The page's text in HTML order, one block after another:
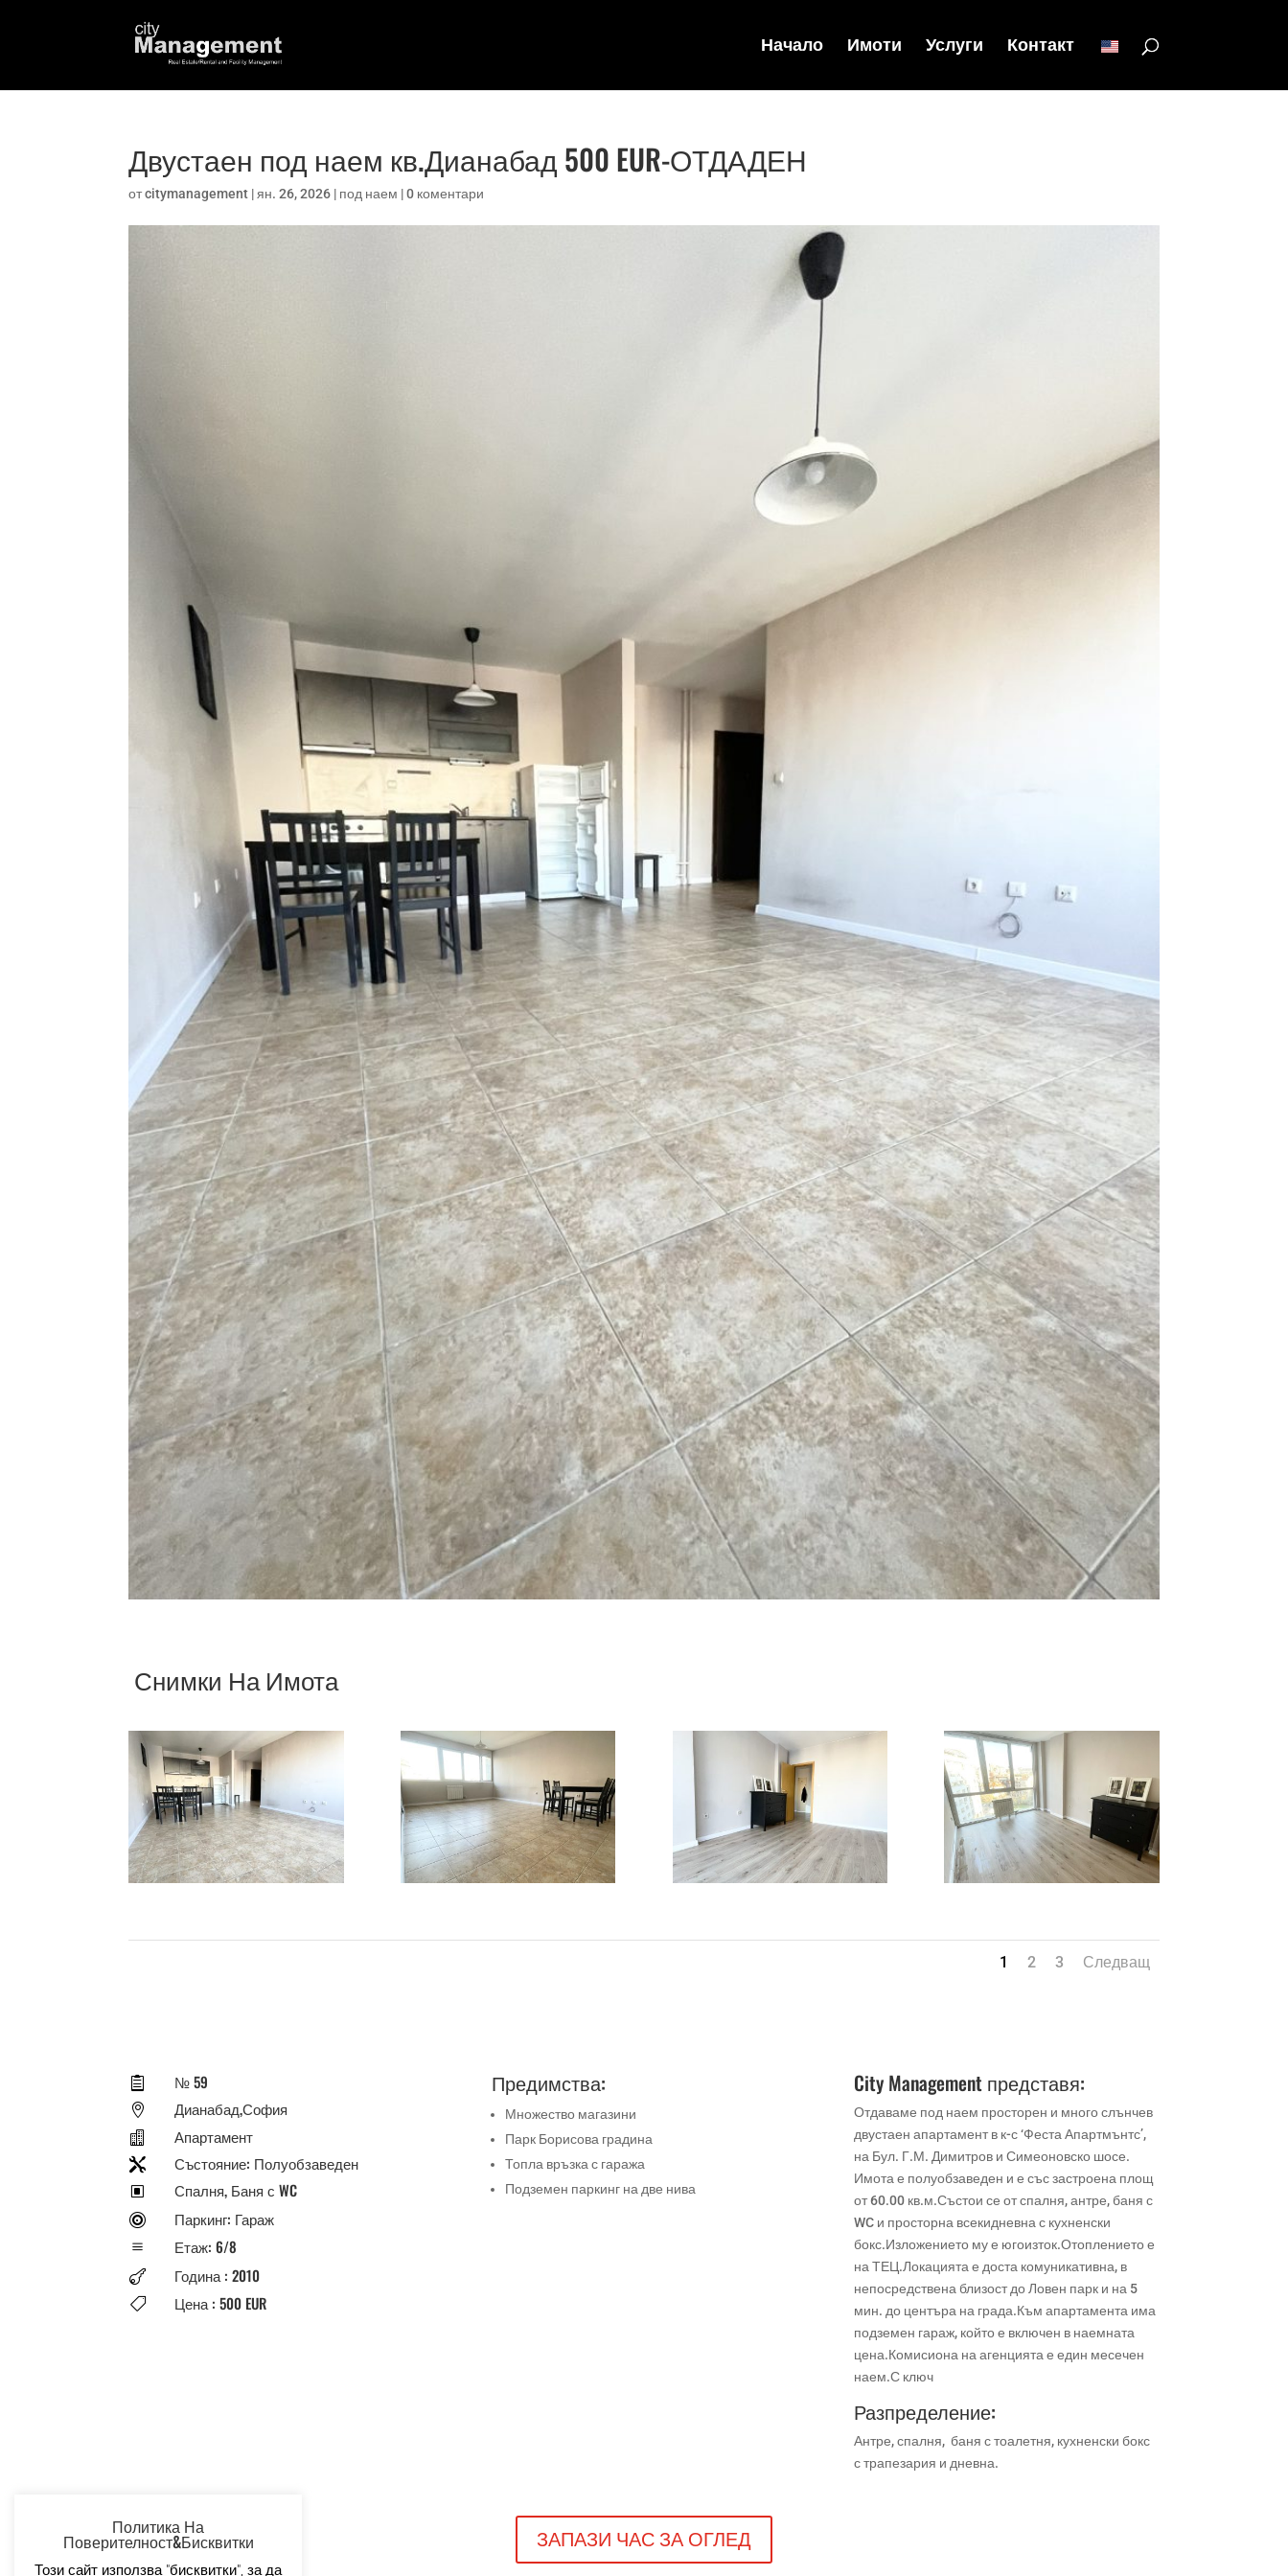
Начало Имоти Услуги Контакт
Двустаен под наем кв.Дианабад 500 EUR-ОТДАДЕН
отcitymanagement | ян. 26, 2026 | под наем |0 коментари
Снимки На Имота
1 2 3 Следващ
 № 59
 Дианабад,София
 Апартамент
 Състояние: Полуобзаведен
W Спалня, Баня с WC
 Паркинг: Гараж
a Етаж: 6/8
 Година : 2010
 Цена : 500 EUR
Предимства:
Множество магазини
Парк Борисова градина
Топла връзка с гаража
Подземен паркинг на две нива
City Management представя:
Отдаваме под наем просторен и много слънчев
двустаен апартамент в к-с ‘Феста Апартмънтс’,
на Бул. Г.М. Димитров и Симеоновско шосе.
Имота е полуобзаведен и е със застроена площ
от 60.00 кв.м.Състои се от спалня, антре, баня с
WC и просторна всекидневна с кухненски
бокс.Изложението му е югоизток.Отоплението е
на ТЕЦ.Локацията е доста комуникативна, в
непосредствена близост до Ловен парк и на 5
мин. до центъра на града.Към апартамента има
подземен гараж, който е включен в наемната
цена.Комисиона на агенцията е един месечен
наем.С ключ
Разпределение:
Антре, спалня, баня с тоалетня, кухненски бокс
с трапезария и дневна.
ЗАПАЗИ ЧАС ЗА ОГЛЕД
Политика На
Поверителност&Бисквитки
Този сайт използва "бисквитки", за да